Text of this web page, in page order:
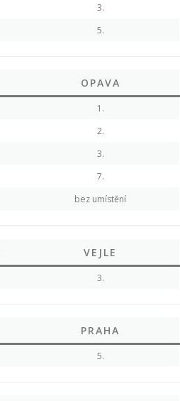
3.
5.
OPAVA
1.
2.
3.
7.
bez umístění
VEJLE
3.
PRAHA
5.